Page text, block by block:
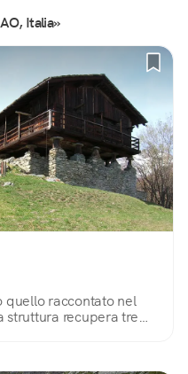
Italia»
quello raccontato nel
struttura recupera tre